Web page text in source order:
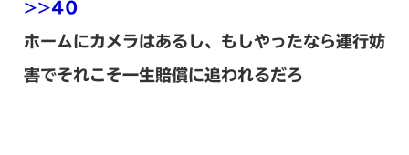
>>40
ホームにカメラはあるし、もしやったなら運行妨
害でそれこそ一生賠償に追われるだろ